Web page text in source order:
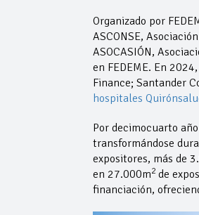
Organizado por
ASCONSE,
ASOCASIÓN,
en FEDEME. En
Finance; Santander
hospitales
Por decimocuarto
transformándose
expositores, más de
en 27.000m2de
financiación,